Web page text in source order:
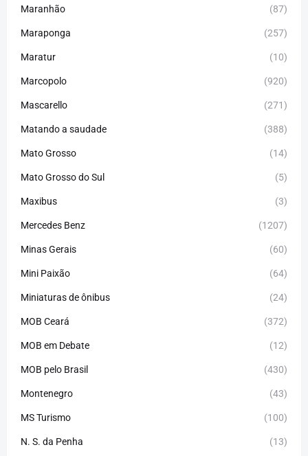
Maranhão (87)
Maraponga (257)
Maratur (10)
Marcopolo (920)
Mascarello (271)
Matando a saudade (388)
Mato Grosso (14)
Mato Grosso do Sul (5)
Maxibus (3)
Mercedes Benz (1207)
Minas Gerais (60)
Mini Paixão (64)
Miniaturas de ônibus (24)
MOB Ceará (372)
MOB em Debate (12)
MOB pelo Brasil (430)
Montenegro (43)
MS Turismo (100)
N. S. da Penha (13)